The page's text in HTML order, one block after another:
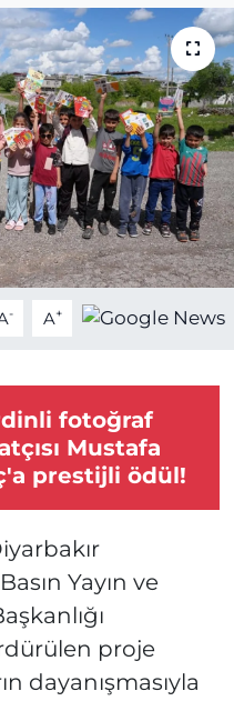
- A+
fotoğraf
Mustafa
prestijli ödül!
Yayın ve
proje
dayanışmasıyla